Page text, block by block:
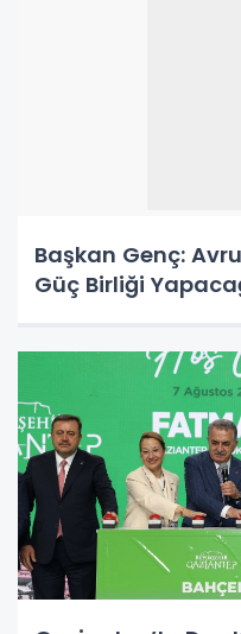
Başkan Genç:
Güç Birliği